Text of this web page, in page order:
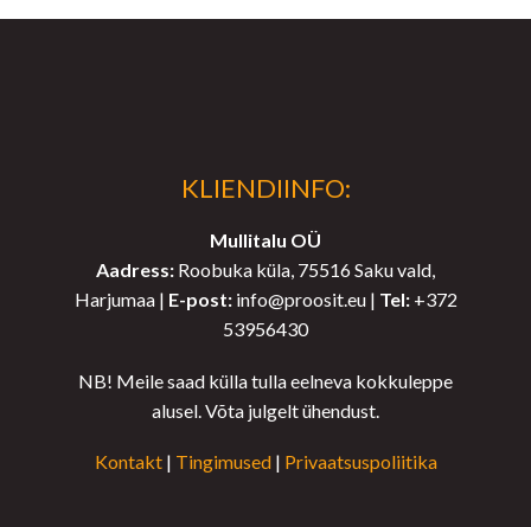
KLIENDIINFO:
Mullitalu OÜ
Aadress: Roobuka küla, 75516 Saku vald,
Harjumaa | E-post:info@proosit.eu | Tel:+372
53956430
NB! Meile saad külla tulla eelneva kokkuleppe
alusel. Võta julgelt ühendust.
Kontakt| Tingimused| Privaatsuspoliitika